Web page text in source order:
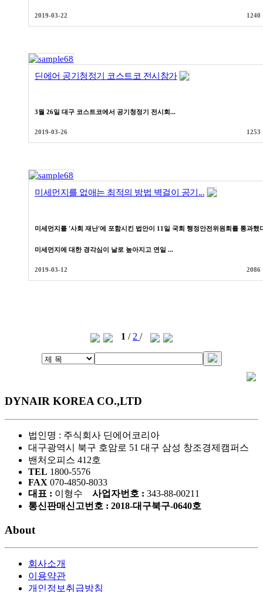
2019-03-22 1240
딘에어 공기청정기 코스트코 전시참가
3월 26일 대구 코스트코에서 공기청정기 전시회...
2019-03-26 1253
미세먼지를 없애는 최적의 방법 벽걸이 공기...
미세먼지를 '사회 재난'에 포함시킨 법안이 11일 국회 행정안전위원회를 통과했
미세먼지에 대한 경각심이 날로 높아지고 연일 ...
2019-03-12 2086
1 / 2 /
DYNAIR KOREA CO.,LTD
법인명 : 주식회사 딘에어코리아
대구광역시 북구 호암로 51 대구 삼성 창조경제캠퍼스
밴처오피스 412호
TEL 1800-5576
FAX 070-4850-8033
대표 : 이형수 사업자번호 : 343-88-00211
통신판매신고번호 : 2018-대구북구-0640호
About
회사소개
이용약관
개인정보취급방침